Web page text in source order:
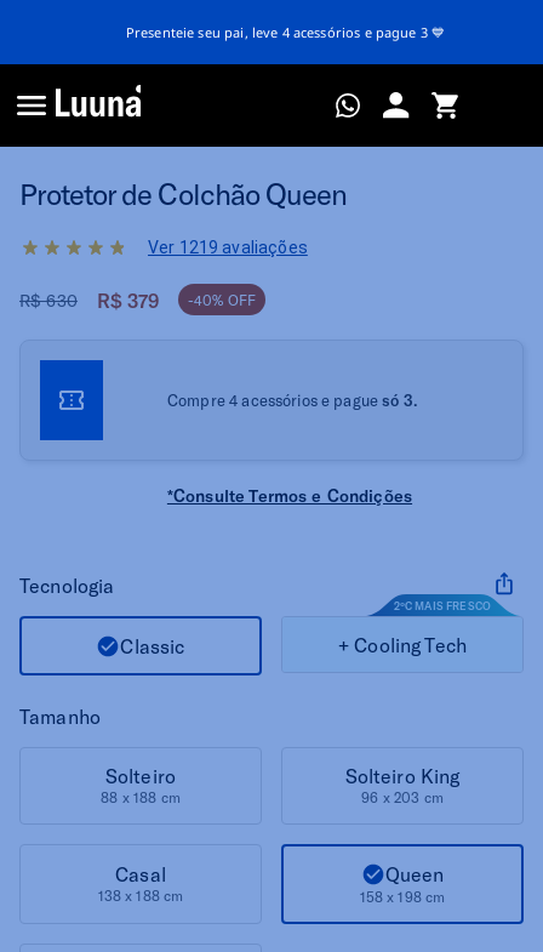
Presenteie seu pai, leve 4 acessórios e pague 3 💙
Protetor de Colchão Queen
Ver 1219 avaliações
R$ 630 R$ 379 -40% OFF
Compre 4 acessórios e paguesó 3.
*Consulte Termos e Condições
Tecnologia
Classic
2ºC MAIS FRESCO
+ Cooling Tech
Tamanho
Solteiro
88 x 188 cm
Solteiro King
96 x 203 cm
Casal
138 x 188 cm
Queen
158 x 198 cm